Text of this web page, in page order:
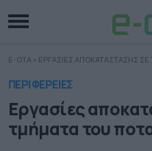
E-OTA » ΕΡΓΑΣΙΕΣ ΑΠΟΚΑΤΑΣΤΑΣΗΣ
ΠΕΡΙΦΕΡΕΙΕΣ
Εργασίες
τμήματα του